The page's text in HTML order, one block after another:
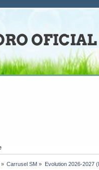
» Carrusel SM » Evolution 2026-2027